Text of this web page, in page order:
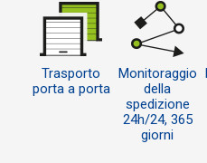
Trasporto
porta a porta
Monitoraggio
della
spedizione
24h/24, 365
giorni